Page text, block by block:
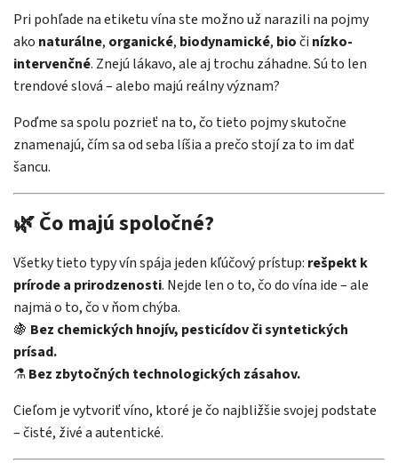
Pri pohľade na etiketu vína ste možno už narazili na pojmy
ako naturálne, organické, biodynamické, bioči nízko-
intervenčné. Znejú lákavo, ale aj trochu záhadne. Sú to len
trendové slová – alebo majú reálny význam?
Poďme sa spolu pozrieť na to, čo tieto pojmy skutočne
znamenajú, čím sa od seba líšia a prečo stojí za to im dať
šancu.
🌿 Čo majú spoločné?
Všetky tieto typy vín spája jeden kľúčový prístup: rešpekt k
prírode a prirodzenosti. Nejde len o to, čo do vína ide – ale
najmä o to, čo v ňom chýba.
🍇 Bez chemických hnojív, pesticídov či syntetických
prísad.
⚗️Bez zbytočných technologických zásahov.
Cieľom je vytvoriť víno, ktoré je čo najbližšie svojej podstate
– čisté, živé a autentické.